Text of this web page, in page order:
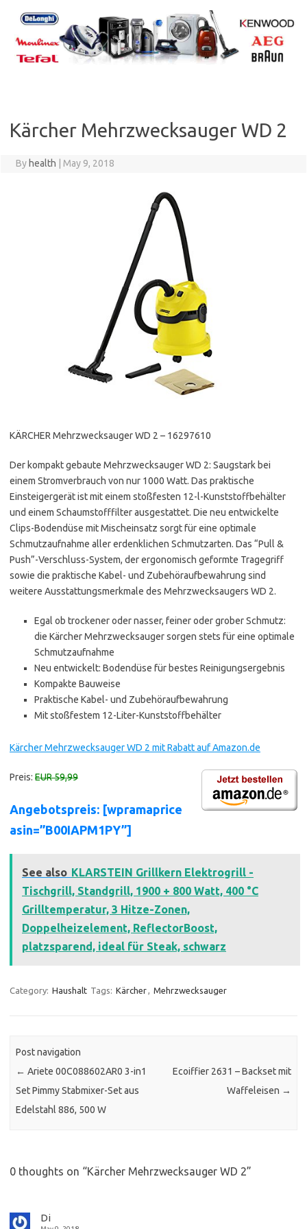
content
Kärcher Mehrzwecksauger WD 2
By health May 9, 2018
KÄRCHER Mehrzwecksauger WD 2 – 16297610
Der kompakt gebaute Mehrzwecksauger WD 2: Saugstark bei
einem Stromverbrauch von nur 1000 Watt. Das praktische
Einsteigergerät ist mit einem stoßfesten 12-l-Kunststoffbehälter
und einem Schaumstofffilter ausgestattet. Die neu entwickelte
Clips-Bodendüse mit Mischeinsatz sorgt für eine optimale
Schmutzaufnahme aller erdenklichen Schmutzarten. Das “Pull &
Push”-Verschluss-System, der ergonomisch geformte Tragegriff
sowie die praktische Kabel- und Zubehöraufbewahrung sind
weitere Ausstattungsmerkmale des Mehrzwecksaugers WD 2.
Egal ob trockener oder nasser, feiner oder grober Schmutz:
die Kärcher Mehrzwecksauger sorgen stets für eine optimale
Schmutzaufnahme
Neu entwickelt: Bodendüse für bestes Reinigungsergebnis
Kompakte Bauweise
Praktische Kabel- und Zubehöraufbewahrung
Mit stoßfestem 12-Liter-Kunststoffbehälter
Kärcher Mehrzwecksauger WD 2 mit Rabatt auf Amazon.de
Preis: EUR 59,99
Angebotspreis: [wpramaprice
asin=”B00IAPM1PY”]
See also KLARSTEIN Grillkern Elektrogrill -
Tischgrill, Standgrill, 1900 + 800 Watt, 400 °C
Grilltemperatur, 3 Hitze-Zonen,
Doppelheizelement, ReflectorBoost,
platzsparend, ideal für Steak, schwarz
Category: Haushalt Tags: Kärcher, Mehrzwecksauger
Post navigation
← Ariete 00C088602AR0 3-in1
Set Pimmy Stabmixer-Set aus
Edelstahl 886, 500 W
Ecoiffier 2631 – Backset mit
Waffeleisen →
0 thoughts on “Kärcher Mehrzwecksauger WD 2”
Di